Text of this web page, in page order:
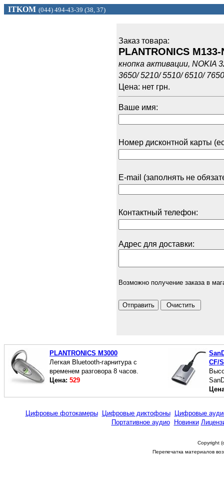
ITKOM (044) 494-43-39 (38, 37)
Заказ товарa:
PLANTRONICS M133-
кнопка активации, NOKIA
3650/ 5210/ 5510/ 6510/
Цена: нет грн.
Ваше имя:
Номер дисконтной карты
E-mail (заполнять не
Контактный телефон:
Адрес для доставки:
Возможно получение заказа в
PLANTRONICS M3000
Легкая Bluetooth-гарнитура с
временем разговора 8 часов.
Цена: 529
CF/
Цифровые фотокамеры Цифровые диктофоны
Цифровые
Портативное аудио
Новинки
Copyright
Перепечатка материалов